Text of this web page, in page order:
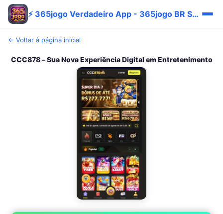
⚡ 365jogo Verdadeiro App - 365jogo BR Site Fácil ✅
← Voltar à página inicial
CCC878 – Sua Nova Experiência Digital em Entretenimento